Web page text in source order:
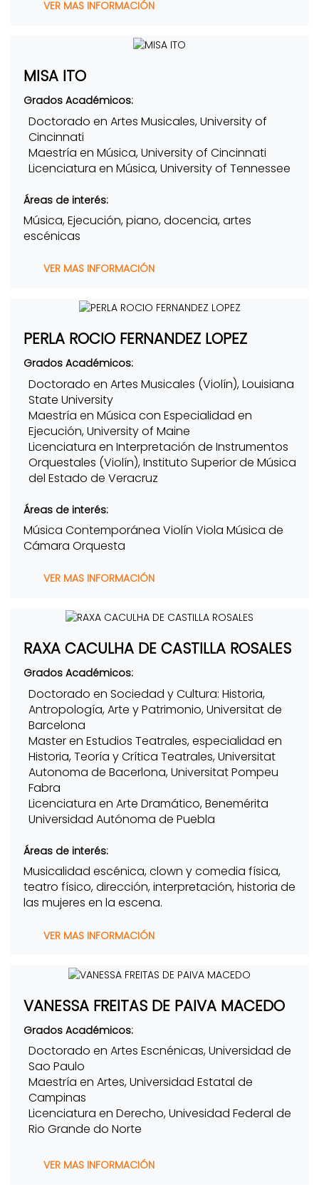
VER MAS INFORMACIÓN
MISA ITO
Grados Académicos:
Doctorado en Artes Musicales, University of
Cincinnati
Maestría en Música, University of Cincinnati
Licenciatura en Música, University of Tennessee
Áreas de interés:
Música, Ejecución, piano, docencia, artes
escénicas
VER MAS INFORMACIÓN
PERLA ROCIO FERNANDEZ LOPEZ
Grados Académicos:
Doctorado en Artes Musicales (Violín), Louisiana
State University
Maestría en Música con Especialidad en
Ejecución, University of Maine
Licenciatura en Interpretación de Instrumentos
Orquestales (Violín), Instituto Superior de Música
del Estado de Veracruz
Áreas de interés:
Música Contemporánea Violín Viola Música de
Cámara Orquesta
VER MAS INFORMACIÓN
RAXA CACULHA DE CASTILLA ROSALES
Grados Académicos:
Doctorado en Sociedad y Cultura: Historia,
Antropología, Arte y Patrimonio, Universitat de
Barcelona
Master en Estudios Teatrales, especialidad en
Historia, Teoría y Crítica Teatrales, Universitat
Autonoma de Bacerlona, Universitat Pompeu
Fabra
Licenciatura en Arte Dramático, Benemérita
Universidad Autónoma de Puebla
Áreas de interés:
Musicalidad escénica, clown y comedia física,
teatro físico, dirección, interpretación, historia de
las mujeres en la escena.
VER MAS INFORMACIÓN
VANESSA FREITAS DE PAIVA MACEDO
Grados Académicos:
Doctorado en Artes Escnénicas, Universidad de
Sao Paulo
Maestría en Artes, Universidad Estatal de
Campinas
Licenciatura en Derecho, Univesidad Federal de
Rio Grande do Norte
VER MAS INFORMACIÓN